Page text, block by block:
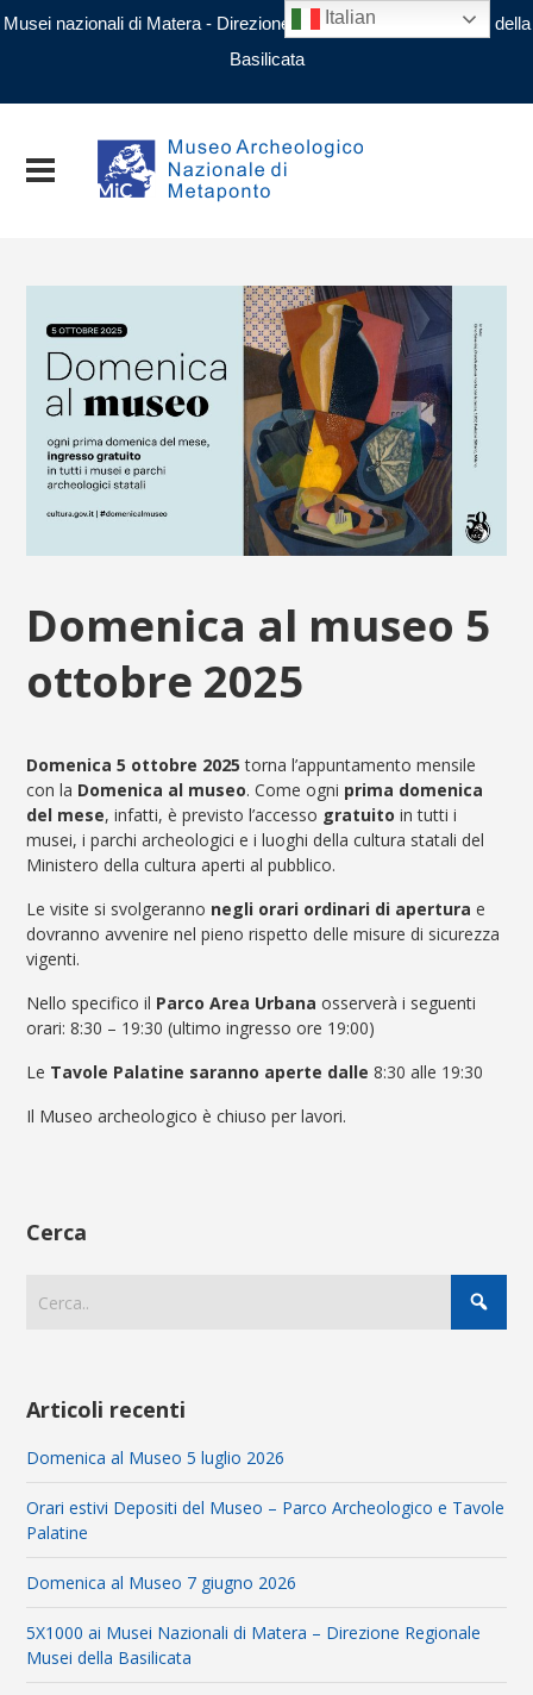
Musei nazionali di Matera - Direzione regionale Musei nazionali della
Basilicata
Domenica al museo 5
ottobre 2025
Domenica 5 ottobre 2025 torna l’appuntamento mensile
con la Domenica al museo. Come ogni prima domenica
del mese, infatti, è previsto l’accesso gratuitoin tutti i
musei, i parchi archeologici e i luoghi della cultura statali del
Ministero della cultura aperti al pubblico.
Le visite si svolgeranno negli orari ordinari di apertura e
dovranno avvenire nel pieno rispetto delle misure di sicurezza
vigenti.
Nello specifico il Parco Area Urbanaosserverà i seguenti
orari: 8:30 – 19:30 (ultimo ingresso ore 19:00)
Le Tavole Palatine saranno aperte dalle 8:30 alle 19:30
Il Museo archeologico è chiuso per lavori.
Cerca
Articoli recenti
Domenica al Museo 5 luglio 2026
Orari estivi Depositi del Museo – Parco Archeologico e Tavole
Palatine
Domenica al Museo 7 giugno 2026
5X1000 ai Musei Nazionali di Matera – Direzione Regionale
Musei della Basilicata
Italian